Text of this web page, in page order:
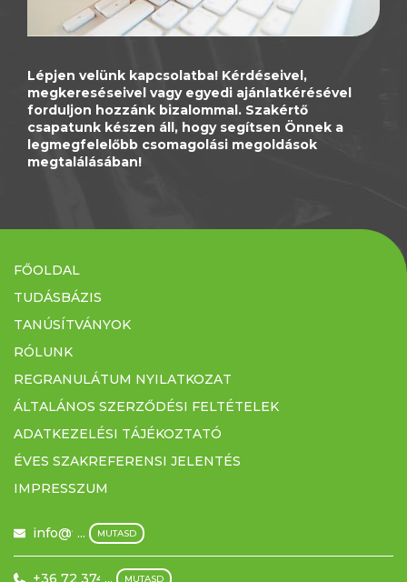
Lépjen velünk kapcsolatba! Kérdéseivel,
megkereséseivel vagy egyedi ajánlatkérésével
forduljon hozzánk bizalommal. Szakértő
csapatunk készen áll, hogy segítsen Önnek a
legmegfelelőbb csomagolási megoldások
megtalálásában!
FŐOLDAL
TUDÁSBÁZIS
TANÚSÍTVÁNYOK
RÓLUNK
REGRANULÁTUM NYILATKOZAT
ÁLTALÁNOS SZERZŐDÉSI FELTÉTELEK
ADATKEZELÉSI TÁJÉKOZTATÓ
ÉVES SZAKREFERENSI JELENTÉS
IMPRESSZUM
info@filmex.hu
... MUTASD
+36 72 374 500
... MUTASD